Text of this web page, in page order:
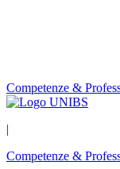
Competenze &
|
Competenze &